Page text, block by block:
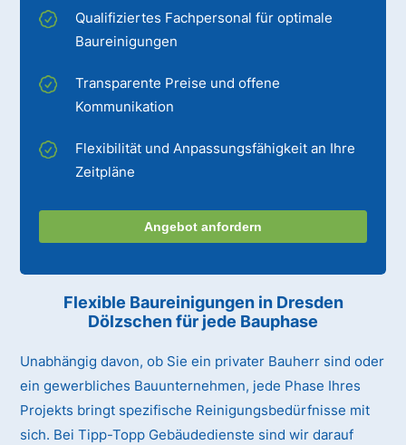
Qualifiziertes Fachpersonal für optimale
Baureinigungen
Transparente Preise und offene
Kommunikation
Flexibilität und Anpassungsfähigkeit an Ihre
Zeitpläne
Angebot anfordern
Flexible Baureinigungen in Dresden
Dölzschenfür jede Bauphase
Unabhängig davon, ob Sie ein privater Bauherr sind oder
ein gewerbliches Bauunternehmen, jede Phase Ihres
Projekts bringt spezifische Reinigungsbedürfnisse mit
sich. Bei Tipp-Topp Gebäudedienste sind wir darauf